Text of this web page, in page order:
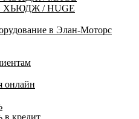
ХЬЮДЖ / HUGE
в Элан-Моторс
онлайн